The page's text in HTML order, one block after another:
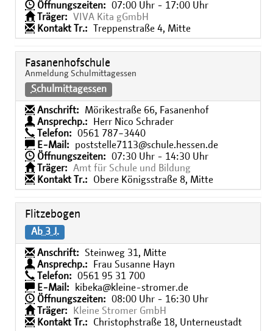
Öffnungszeiten:
07:00 Uhr - 17:00 Uhr
Träger:
VIVA Kita gGmbH
Kontakt Tr.:
Treppenstraße 4, Mitte
Fasanenhofschule
Anmeldung Schulmittagessen
Schulmittagessen
Anschrift:
Mörikestraße 66, Fasanenhof
Ansprechp.:
Herr Nico Schrader
Telefon:
0561 787−3440
E-Mail:
poststelle7113@schule.hessen.de
Öffnungszeiten:
07:30 Uhr - 14:30 Uhr
Träger:
Amt für Schule und Bildung
Kontakt Tr.:
Obere Königsstraße 8, Mitte
Flitzebogen
Ab 3 J.
Anschrift:
Steinweg 31, Mitte
Ansprechp.:
Frau Susanne Hayn
Telefon:
0561 95 31 700
E-Mail:
kibeka@kleine-stromer.de
Öffnungszeiten:
08:00 Uhr - 16:30 Uhr
Träger:
Kleine Stromer GmbH
Kontakt Tr.:
Christophstraße 18, Unterneustadt